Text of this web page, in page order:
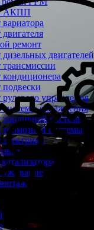
АКПП
ремонт
двигателей
трансмиссии
кондиционера
управления
системы охлаждения
системы
тормозной системы